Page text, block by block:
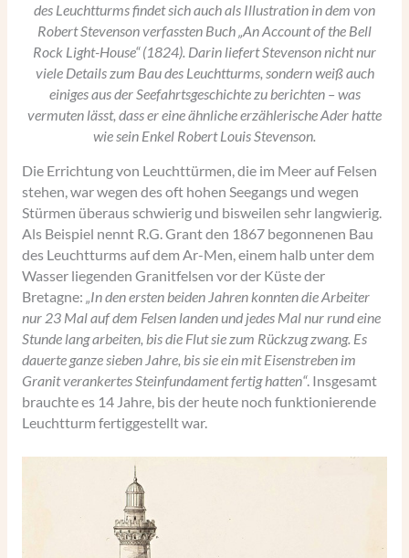
des Leuchtturms findet sich auch als Illustration in dem von
Robert Stevenson verfassten Buch „An Account of the Bell
Rock Light-House“ (1824). Darin liefert Stevenson nicht nur
viele Details zum Bau des Leuchtturms, sondern weiß auch
einiges aus der Seefahrtsgeschichte zu berichten – was
vermuten lässt, dass er eine ähnliche erzählerische Ader hatte
wie sein Enkel Robert Louis Stevenson.
Die Errichtung von Leuchttürmen, die im Meer auf Felsen
stehen, war wegen des oft hohen Seegangs und wegen
Stürmen überaus schwierig und bisweilen sehr langwierig.
Als Beispiel nennt R.G. Grant den 1867 begonnenen Bau
des Leuchtturms auf dem Ar-Men, einem halb unter dem
Wasser liegenden Granitfelsen vor der Küste der
Bretagne: „In den ersten beiden Jahren konnten die Arbeiter
nur 23 Mal auf dem Felsen landen und jedes Mal nur rund eine
Stunde lang arbeiten, bis die Flut sie zum Rückzug zwang. Es
dauerte ganze sieben Jahre, bis sie ein mit Eisenstreben im
Granit verankertes Steinfundament fertig hatten“. Insgesamt
brauchte es 14 Jahre, bis der heute noch funktionierende
Leuchtturm fertiggestellt war.